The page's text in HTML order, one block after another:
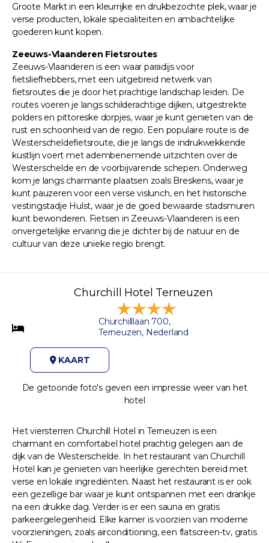
Groote Markt in een kleurrijke en drukbezochte plek, waar je
verse producten, lokale specialiteiten en ambachtelijke
goederen kunt kopen.
Zeeuws-Vlaanderen Fietsroutes
Zeeuws-Vlaanderen is een waar paradijs voor
fietsliefhebbers, met een uitgebreid netwerk van
fietsroutes die je door het prachtige landschap leiden. De
routes voeren je langs schilderachtige dijken, uitgestrekte
polders en pittoreske dorpjes, waar je kunt genieten van de
rust en schoonheid van de regio. Een populaire route is de
Westerscheldefietsroute, die je langs de indrukwekkende
kustlijn voert met adembenemende uitzichten over de
Westerschelde en de voorbijvarende schepen. Onderweg
kom je langs charmante plaatsen zoals Breskens, waar je
kunt pauzeren voor een verse vislunch, en het historische
vestingstadje Hulst, waar je de goed bewaarde stadsmuren
kunt bewonderen. Fietsen in Zeeuws-Vlaanderen is een
onvergetelijke ervaring die je dichter bij de natuur en de
cultuur van deze unieke regio brengt.
Churchill Hotel Terneuzen
Churchilllaan 700,
Terneuzen, Nederland
KAART
De getoonde foto's geven een impressie weer van het
hotel
Het viersterren Churchill Hotel in Terneuzen is een
charmant en comfortabel hotel prachtig gelegen aan de
dijk van de Westerschelde. In het restaurant van Churchill
Hotel kan je genieten van heerlijke gerechten bereid met
verse en lokale ingrediënten. Naast het restaurant is er ook
een gezellige bar waar je kunt ontspannen met een drankje
na een drukke dag. Verder is er een sauna en gratis
parkeergelegenheid. Elke kamer is voorzien van moderne
voorzieningen, zoals airconditioning, een flatscreen-tv, gratis